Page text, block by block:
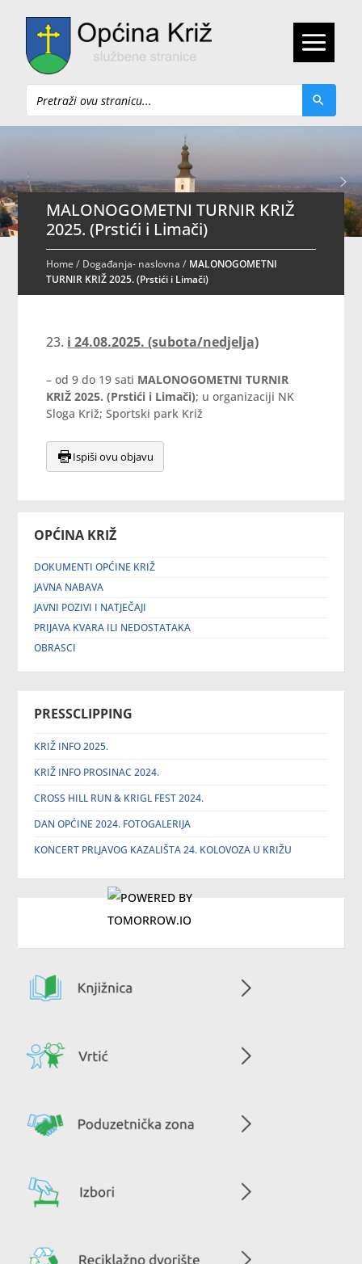
Pretraži
OPĆINA KRIŽ
DOKUMENTI OPĆINE KRIŽ
JAVNA NABAVA
JAVNI POZIVI I NATJEČAJI
PRIJAVA KVARA ILI NEDOSTATAKA
OBRASCI
PRESSCLIPPING
KRIŽ INFO 2025.
KRIŽ INFO PROSINAC 2024.
CROSS HILL RUN & KRIGL FEST 2024.
DAN OPĆINE 2024. FOTOGALERIJA
KONCERT PRLJAVOG KAZALIŠTA 24. KOLOVOZA U KRIŽU
MALONOGOMETNI TURNIR KRIŽ
2025. (Prstići i Limači)
Home/ Događanja- naslovna / MALONOGOMETNI
TURNIR KRIŽ 2025. (Prstići i Limači)
i 24.08.2025. (subota/nedjelja)
– od 9 do 19 sati MALONOGOMETNI TURNIR
KRIŽ 2025. (Prstići i Limači); u organizaciji NK
Sloga Križ; Sportski park Križ
Ispiši ovu objavu